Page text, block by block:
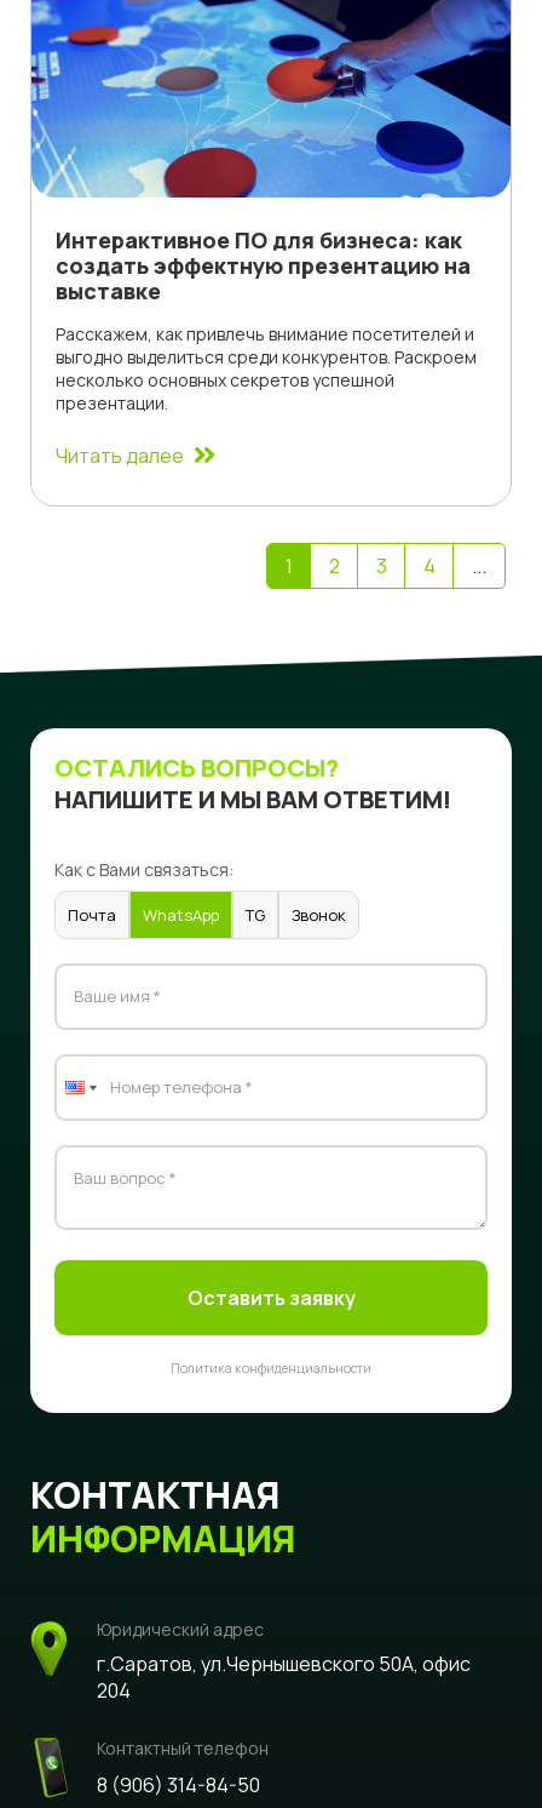
Интерактивное ПО для бизнеса: как
создать эффектную презентацию на
выставке
Расскажем, как привлечь внимание посетителей и
выгодно выделиться среди конкурентов. Раскроем
несколько основных секретов успешной
презентации.
Читать далее
1 2 3 4 ...
ОСТАЛИСЬ ВОПРОСЫ?
НАПИШИТЕ И МЫ ВАМ ОТВЕТИМ!
Как с Вами связаться:
Почта WhatsApp TG Звонок
Оставить заявку
Политика конфиденциальности
КОНТАКТНАЯ
ИНФОРМАЦИЯ
Юридический адрес
г.Саратов, ул.Чернышевского 50А, офис
204
Контактный телефон
8 (906) 314-84-50